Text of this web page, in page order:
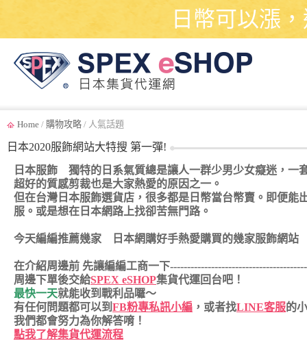
日幣可以漲
Home / 購物攻略 / 人氣話題
日本2020服飾網站大特搜 第一彈!
日本服飾 獨特的日系氣質總是讓人一群少男少女癡迷，
超好的質感剪裁也是大家熱愛的原因之一。
但在台灣日本服飾選貨店，很多都是日幣當台幣賣。即便能
服。或是想在日本網路上找卻苦無門路。
今天編編推薦幾家 日本網購好手熱愛購買的幾家服飾網站
在介紹周邊前 先讓編編工商一下
周邊下單後交給SPEX eSHOP集貨代運回台吧！
最快一天就能收到戰利品囉～
有任何問題都可以到 FB粉專私訊小編 ，或者找LINE客服的
我們都會努力為你解答唷！
點我了解集貨代運流程